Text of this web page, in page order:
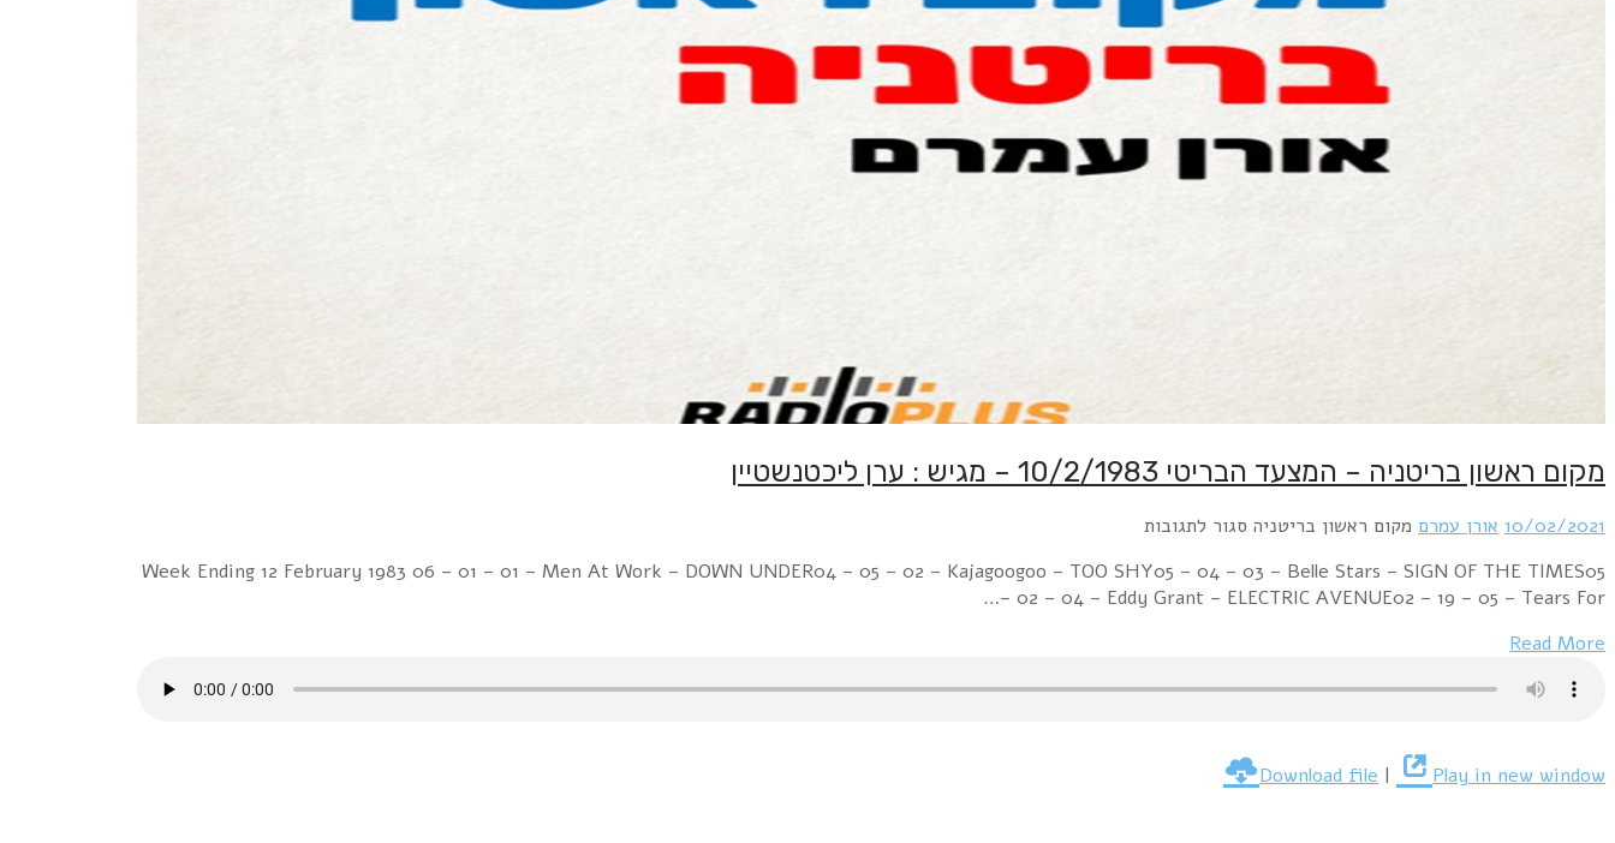
מקום ראשון בריטניה – המצעד הבריטי 10/2/1983 – מגיש : ערן ליכטנשטיין
10/02/2021 אורן עמרם מקום ראשון בריטניה סגור לתגובות
Week Ending 12 February 1983 06 – 01 – 01 – Men At Work – DOWN UNDER04 – 05 – 02 – Kajagoogoo – TOO SHY05 – 04 – 03 – Belle Stars – SIGN OF THE TIMES05
– 02 – 04 – Eddy Grant – ELECTRIC AVENUE02 – 19 – 05 – Tears For…
Read More
Download file | Play in new window